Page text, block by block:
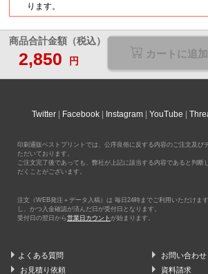
ります。
商品合計金額（税込）
2,850 円
カートに追加
Twitter Facebook Instagram YouTube
印刷通販ベストプリントでは、公序良俗に反する内容のご注文及び
ただいております。
ご注文完了後であっても、弊社が上記に該当する内容であると判断
だくことがございます。
注文（WEB発注＋データ入稿）は 毎日24時までご利用いただけます
し、かつ入金確認が済んだ日が受付日となります。
受付日の翌日から営業日カウント が始まります。
よくある質問
お問い合わせ
お見積り依頼
資料請求